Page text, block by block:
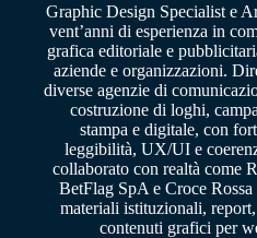
Graphic Design Specialist e
vent’anni di esperienza in
grafica editoriale e
aziende e organizzazioni.
diverse agenzie di
costruzione di loghi,
stampa e digitale, con
leggibilità, UX/UI e
collaborato con realtà come
BetFlag SpA e Croce
materiali istituzionali,
contenuti grafici per